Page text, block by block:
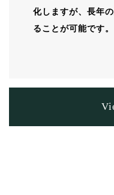
化しますが、長年
ることが可能です。